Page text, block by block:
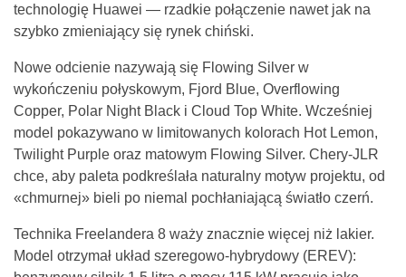
technologię Huawei — rzadkie połączenie nawet jak na
szybko zmieniający się rynek chiński.
Nowe odcienie nazywają się Flowing Silver w
wykończeniu połyskowym, Fjord Blue, Overflowing
Copper, Polar Night Black i Cloud Top White. Wcześniej
model pokazywano w limitowanych kolorach Hot Lemon,
Twilight Purple oraz matowym Flowing Silver. Chery-JLR
chce, aby paleta podkreślała naturalny motyw projektu, od
«chmurnej» bieli po niemal pochłaniającą światło czerń.
Technika Freelandera 8 waży znacznie więcej niż lakier.
Model otrzymał układ szeregowo-hybrydowy (EREV):